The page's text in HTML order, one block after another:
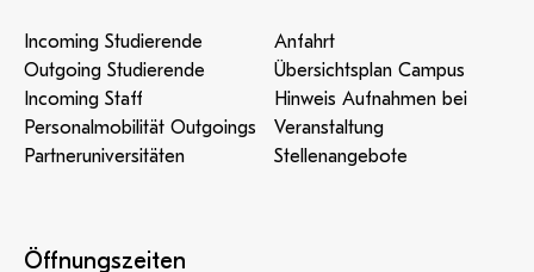
Incoming Studierende
Outgoing Studierende
Incoming Staff
Personalmobilität Outgoings
Partneruniversitäten
Anfahrt
Übersichtsplan Campus
Hinweis Aufnahmen bei
Veranstaltung
Stellenangebote
Öffnungszeiten